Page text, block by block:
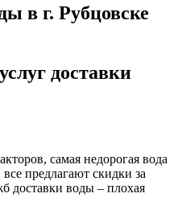
в г. Рубцовске
доставки
самая недорогая вода
предлагают скидки за
доставки воды – плохая